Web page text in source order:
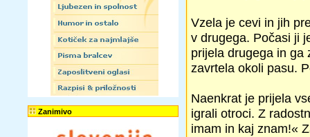
Zanimivo
Vzela je cevi in jih
v drugega. Počasi ji
prijela drugega in ga
zavrtela okoli pasu.
Naenkrat je prijela
igrali otroci. Z
imam in kaj znam!«